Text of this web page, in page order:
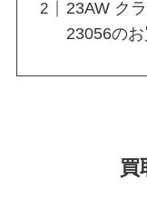
23AW ク
23056の
買